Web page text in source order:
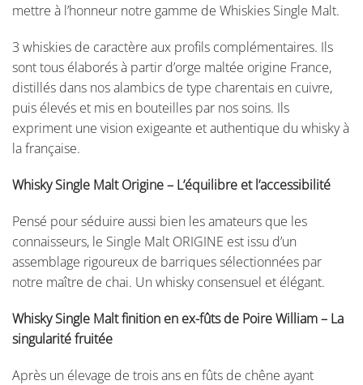
mettre à l’honneur notre gamme de Whiskies Single Malt.
3 whiskies de caractère aux profils complémentaires. Ils
sont tous élaborés à partir d’orge maltée origine France,
distillés dans nos alambics de type charentais en cuivre,
puis élevés et mis en bouteilles par nos soins. Ils
expriment une vision exigeante et authentique du whisky à
la française.
Whisky Single Malt Origine – L’équilibre et l’accessibilité
Pensé pour séduire aussi bien les amateurs que les
connaisseurs, le Single Malt ORIGINE est issu d’un
assemblage rigoureux de barriques sélectionnées par
notre maître de chai. Un whisky consensuel et élégant.
Whisky Single Malt finition en ex-fûts de Poire William – La
singularité fruitée
Après un élevage de trois ans en fûts de chêne ayant